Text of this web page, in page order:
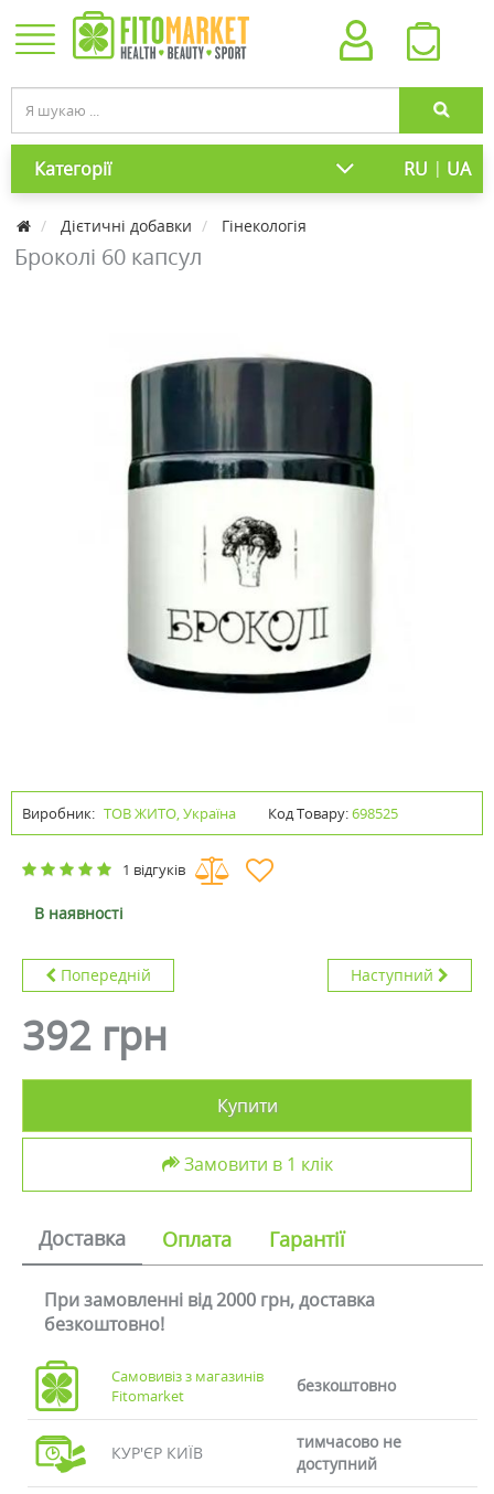
Категорії RU | UA
Дієтичні добавки Гінекологія
Броколі 60 капсул
Виробник: ТОВ ЖИТО, Україна Код Товару:698525
1 відгуків
В наявності
Попередній Наступний
392 грн
Купити
Замовити в 1 клік
Доставка Оплата Гарантії
При замовленні від 2000 грн, доставка
безкоштовно!
Самовивіз з магазинів
Fitomarket
безкоштовно
КУР'ЄР КИЇВ
тимчасово не
доступний